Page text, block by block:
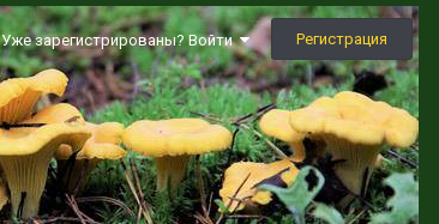
Уже зарегистрированы? Войти Регистрация